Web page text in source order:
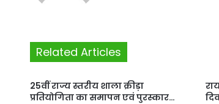
Related Articles
25वीं राज्य स्तरीय शाला क्रीड़ा
प्रतियोगिता का समापन एवं पुरस्कार…